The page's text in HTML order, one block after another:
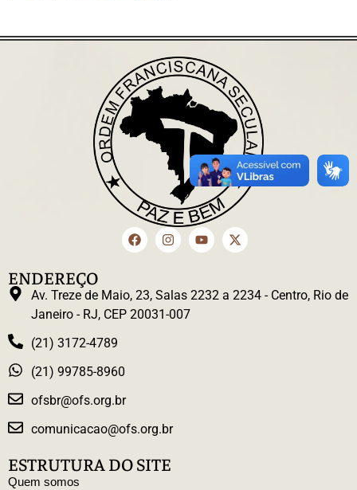
ENDEREÇO
Av. Treze de Maio, 23, Salas 2232 a 2234 - Centro, Rio de
Janeiro - RJ, CEP 20031-007
(21) 3172-4789
(21) 99785-8960
ofsbr@ofs.org.br
comunicacao@ofs.org.br
ESTRUTURA DO SITE
Quem somos